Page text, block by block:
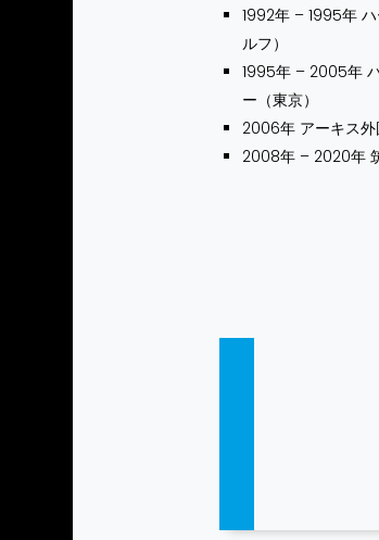
1992年 – 1995年
ルフ）​
1995年 – 2005年
ー（東京）​
2006年 アーキス
2008年 – 2020年